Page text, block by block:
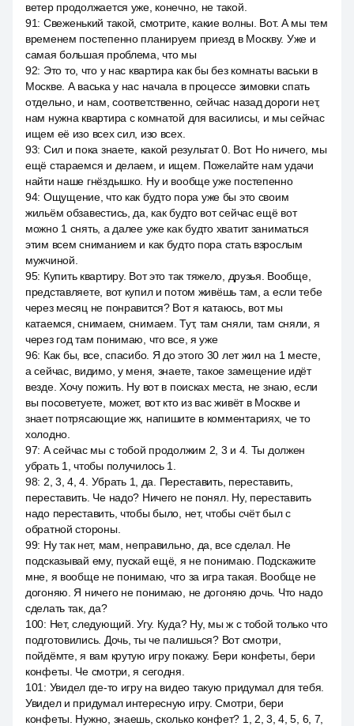
ветер продолжается уже, конечно, не такой.
91: Свеженький такой, смотрите, какие волны. Вот. А мы тем
временем постепенно планируем приезд в Москву. Уже и
самая большая проблема, что мы
92: Это то, что у нас квартира как бы без комнаты васьки в
Москве. А васька у нас начала в процессе зимовки спать
отдельно, и нам, соответственно, сейчас назад дороги нет,
нам нужна квартира с комнатой для василисы, и мы сейчас
ищем её изо всех сил, изо всех.
93: Сил и пока знаете, какой результат 0. Вот. Но ничего, мы
ещё стараемся и делаем, и ищем. Пожелайте нам удачи
найти наше гнёздышко. Ну и вообще уже постепенно
94: Ощущение, что как будто пора уже бы это своим
жильём обзавестись, да, как будто вот сейчас ещё вот
можно 1 снять, а далее уже как будто хватит заниматься
этим всем сниманием и как будто пора стать взрослым
мужчиной.
95: Купить квартиру. Вот это так тяжело, друзья. Вообще,
представляете, вот купил и потом живёшь там, а если тебе
через месяц не понравится? Вот я катаюсь, вот мы
катаемся, снимаем, снимаем. Тут, там сняли, там сняли, я
через год там понимаю, что все, я уже
96: Как бы, все, спасибо. Я до этого 30 лет жил на 1 месте,
а сейчас, видимо, у меня, знаете, такое замещение идёт
везде. Хочу пожить. Ну вот в поисках места, не знаю, если
вы посоветуете, может, вот кто из вас живёт в Москве и
знает потрясающие жк, напишите в комментариях, че то
холодно.
97: А сейчас мы с тобой продолжим 2, 3 и 4. Ты должен
убрать 1, чтобы получилось 1.
98: 2, 3, 4, 4. Убрать 1, да. Переставить, переставить,
переставить. Че надо? Ничего не понял. Ну, переставить
надо переставить, чтобы было, нет, чтобы счёт был с
обратной стороны.
99: Ну так нет, мам, неправильно, да, все сделал. Не
подсказывай ему, пускай ещё, я не понимаю. Подскажите
мне, я вообще не понимаю, что за игра такая. Вообще не
догоняю. Я ничего не понимаю, не догоняю дочь. Что надо
сделать так, да?
100: Нет, следующий. Угу. Куда? Ну, мы ж с тобой только что
подготовились. Дочь, ты че палишься? Вот смотри,
пойдёмте, я вам крутую игру покажу. Бери конфеты, бери
конфеты. Че смотри, я сегодня.
101 : Увидел где-то игру на видео такую придумал для тебя.
Увидел и придумал интересную игру. Смотри, бери
конфеты. Нужно, знаешь, сколько конфет? 1, 2, 3, 4, 5, 6, 7,